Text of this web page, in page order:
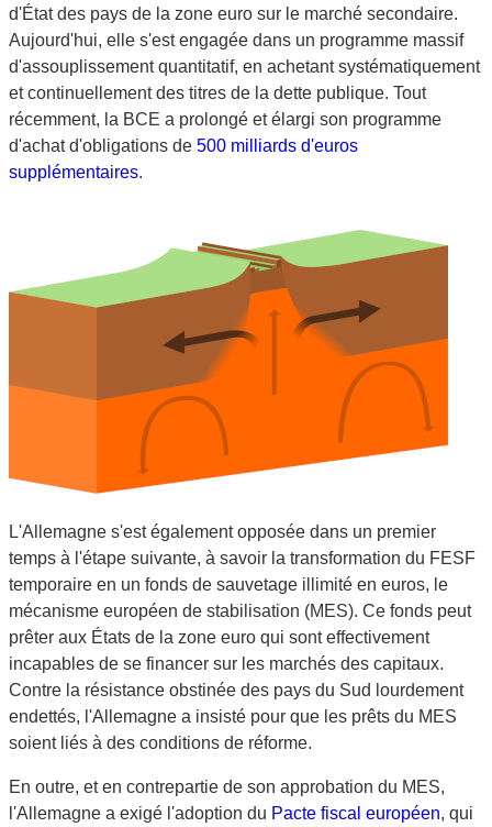
d'État des pays de la zone euro sur le marché secondaire.
Aujourd'hui, elle s'est engagée dans un programme massif
d'assouplissement quantitatif, en achetant systématiquement
et continuellement des titres de la dette publique. Tout
récemment, la BCE a prolongé et élargi son programme
d'achat d'obligations de 500 milliards d'euros
supplémentaires.
L'Allemagne s'est également opposée dans un premier
temps à l'étape suivante, à savoir la transformation du FESF
temporaire en un fonds de sauvetage illimité en euros, le
mécanisme européen de stabilisation (MES). Ce fonds peut
prêter aux États de la zone euro qui sont effectivement
incapables de se financer sur les marchés des capitaux.
Contre la résistance obstinée des pays du Sud lourdement
endettés, l'Allemagne a insisté pour que les prêts du MES
soient liés à des conditions de réforme.
En outre, et en contrepartie de son approbation du MES,
l'Allemagne a exigé l'adoption du Pacte fiscal européen, qui